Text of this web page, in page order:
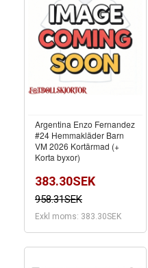
Argentina Enzo Fernandez
#24 Hemmakläder Barn
VM 2026 Kortärmad (+
Korta byxor)
383.30SEK
958.31SEK
Exkl moms: 383.30SEK